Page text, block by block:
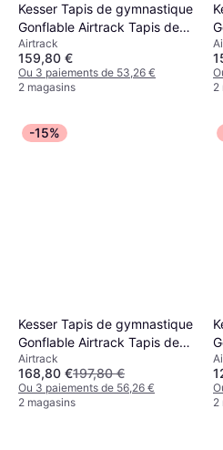
Kesser Tapis de gymnastique
Gonflable Airtrack Tapis de
fitness Tapis de gymnastique
3/4/5/6m Sac de transport &
pompe à air électrique inclus
Airtrack
159,80 €
Ou 3 paiements de 53,26 €
2 magasins
2
-15%
Kesser Tapis de gymnastique
Gonflable Airtrack Tapis de
fitness Tapis de gymnastique
3/4/5/6m Sac de transport &
pompe à air électrique inclus
Airtrack
168,80 €197,80 €
Ou 3 paiements de 56,26 €
2 magasins
2